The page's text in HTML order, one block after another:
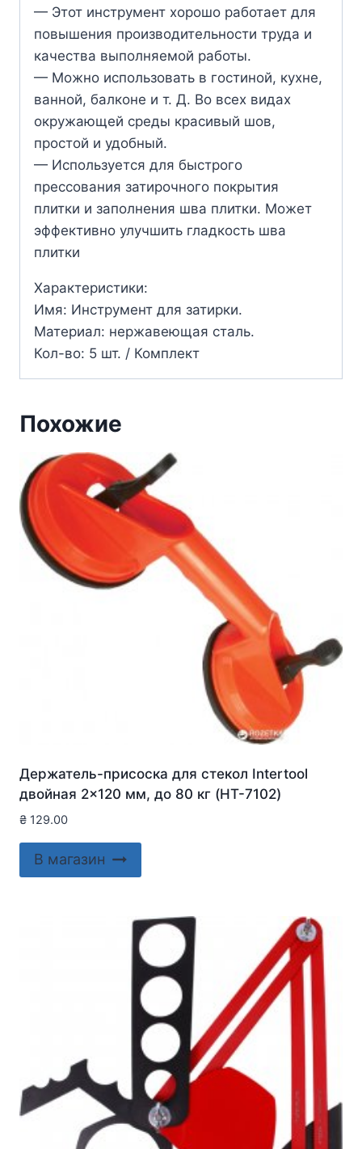
— Этот инструмент хорошо работает для
повышения производительности труда и
качества выполняемой работы.
— Можно использовать в гостиной, кухне,
ванной, балконе и т. Д. Во всех видах
окружающей среды красивый шов,
простой и удобный.
— Используется для быстрого
прессования затирочного покрытия
плитки и заполнения шва плитки. Может
эффективно улучшить гладкость шва
плитки
Характеристики:
Имя: Инструмент для затирки.
Материал: нержавеющая сталь.
Кол-во: 5 шт. / Комплект
Похожие
Держатель-присоска для стекол Intertool
двойная 2×120 мм, до 80 кг (HT-7102)
₴ 129.00
В магазин